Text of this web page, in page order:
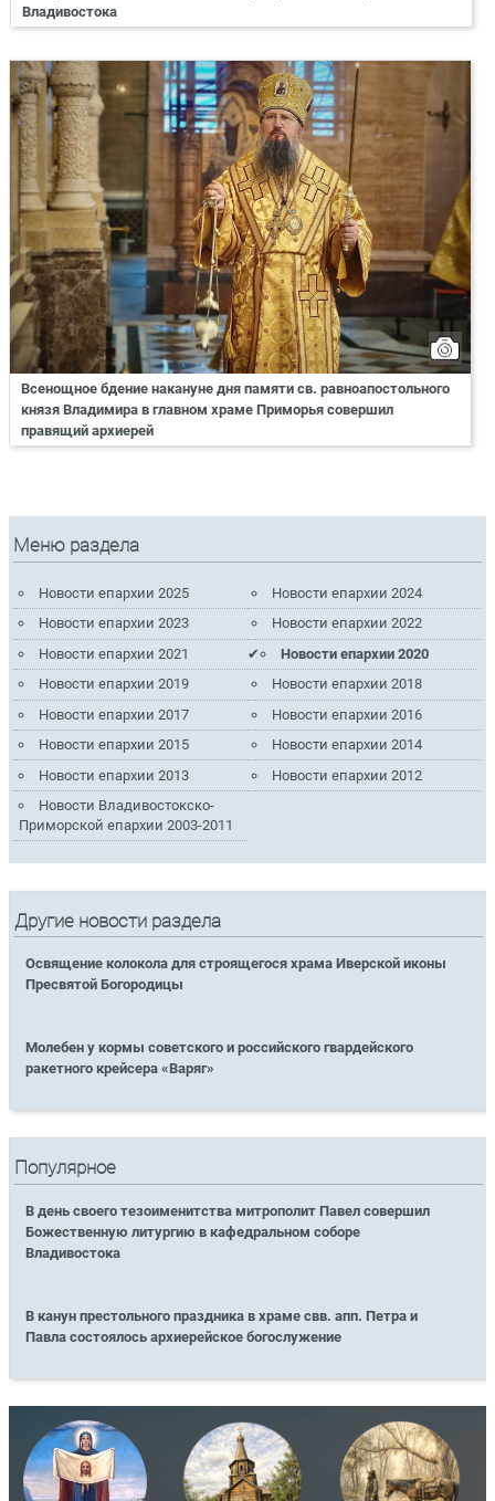
Владивостока
Всенощное бдение накануне дня памяти св. равноапостольного
князя Владимира в главном храме Приморья совершил
правящий архиерей
Меню раздела
Новости епархии 2025
Новости епархии 2024
Новости епархии 2023
Новости епархии 2022
Новости епархии 2021
Новости епархии 2020
Новости епархии 2019
Новости епархии 2018
Новости епархии 2017
Новости епархии 2016
Новости епархии 2015
Новости епархии 2014
Новости епархии 2013
Новости епархии 2012
Новости Владивостокско-
Приморской епархии 2003-2011
Другие новости раздела
Освящение колокола для строящегося храма Иверской иконы
Пресвятой Богородицы
Молебен у кормы советского и российского гвардейского
ракетного крейсера «Варяг»
Популярное
В день своего тезоименитства митрополит Павел совершил
Божественную литургию в кафедральном соборе
Владивостока
В канун престольного праздника в храме свв. апп. Петра и
Павла состоялось архиерейское богослужение